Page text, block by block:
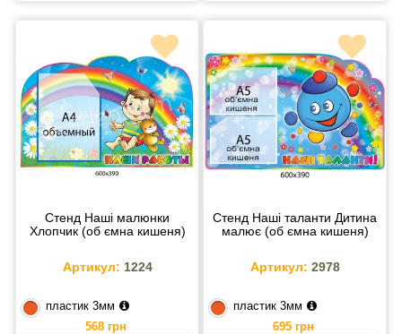
Стенд Наші малюнки
Хлопчик (об ємна кишеня)
Артикул: 1224
пластик 3мм
568 грн
Стенд Наші таланти Дитина
малює (об ємна кишеня)
Артикул: 2978
пластик 3мм
695 грн